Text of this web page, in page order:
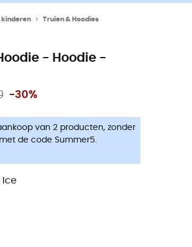
kinderen Truien & Hoodies
- Hoodie -
-30%
van 2 producten, zonder
de code Summer5.
Ice